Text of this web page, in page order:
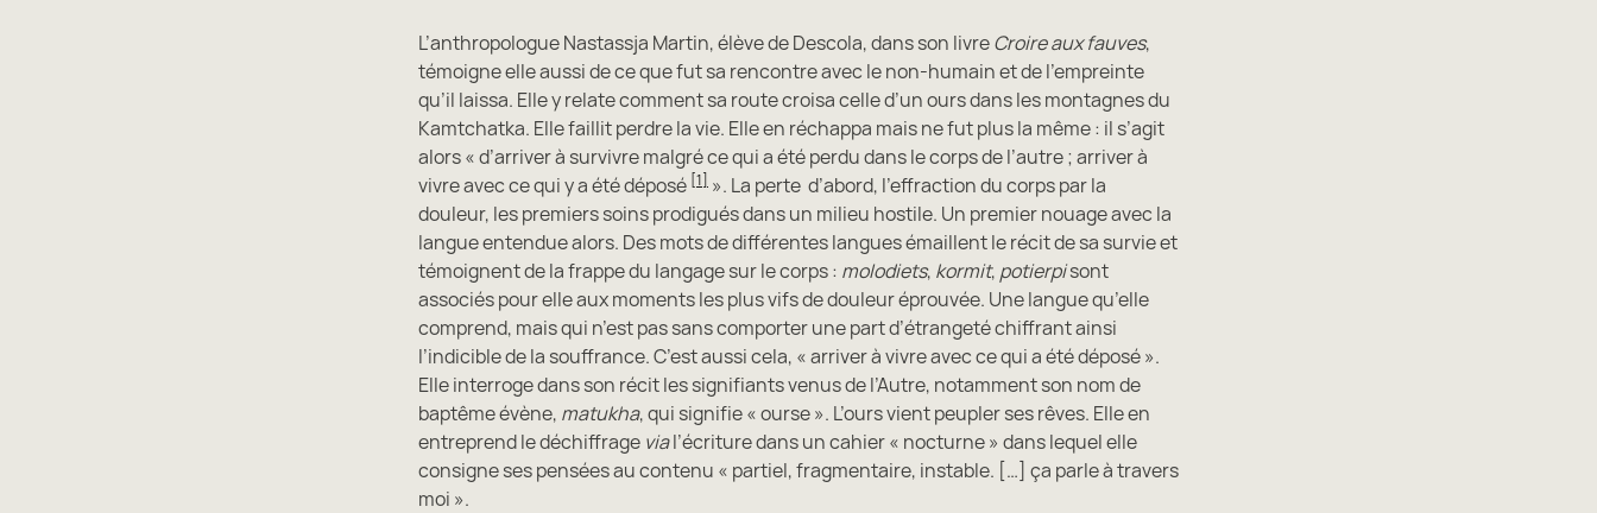
L’anthropologue Nastassja Martin, élève de Descola, dans son livreCroire aux fauves,
témoigne elle aussi de ce que fut sa rencontre avec le non-humain et de l’empreinte
qu’il laissa. Elle y relate comment sa route croisa celle d’un ours dans les montagnes du
Kamtchatka. Elle faillit perdre la vie. Elle en réchappa mais ne fut plus la même : il s’agit
alors « d’arriver à survivre malgré ce qui a été perdu dans le corps de l’autre ; arriver à
vivre avec ce qui y a été déposé [1] ». La perte d’abord, l’effraction du corps par la
douleur, les premiers soins prodigués dans un milieu hostile. Un premier nouage avec la
langue entendue alors. Des mots de différentes langues émaillent le récit de sa survie et
témoignent de la frappe du langage sur le corps : molodiets, kormit, potierpisont
associés pour elle aux moments les plus vifs de douleur éprouvée. Une langue qu’elle
comprend, mais qui n’est pas sans comporter une part d’étrangeté chiffrant ainsi
l’indicible de la souffrance. C’est aussi cela, « arriver à vivre avec ce qui a été déposé ».
Elle interroge dans son récit les signifiants venus de l’Autre, notamment son nom de
baptême évène, matukha, qui signifie « ourse ». L’ours vient peupler ses rêves. Elle en
entreprend le déchiffrage vial’écriture dans un cahier « nocturne » dans lequel elle
consigne ses pensées au contenu « partiel, fragmentaire, instable. […] ça parle à travers
moi ».